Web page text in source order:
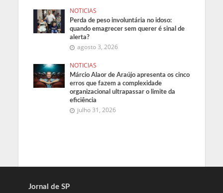
NOTICIAS
Perda de peso involuntária no idoso:
quando emagrecer sem querer é sinal de
alerta?
agosto 3, 2026
NOTICIAS
Márcio Alaor de Araújo apresenta os cinco
erros que fazem a complexidade
organizacional ultrapassar o limite da
eficiência
julho 31, 2026
Jornal de SP